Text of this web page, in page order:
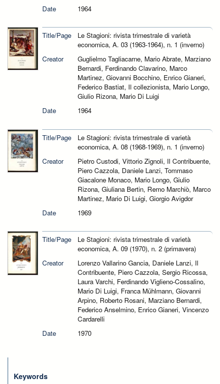
Date
1964
Title/Page
Le Stagioni: rivista trimestrale di varietà
economica, A. 03 (1963-1964), n. 1 (inverno)
Creator
Guglielmo Tagliacarne, Mario Abrate, Marziano
Bernardi, Ferdinando Clavarino, Marco
Martinez, Giovanni Bocchino, Enrico Gianeri,
Federico Bastiat, Il collezionista, Mario Longo,
Giulio Rizona, Mario Di Luigi
Date
1964
Title/Page
Le Stagioni: rivista trimestrale di varietà
economica, A. 08 (1968-1969), n. 1 (inverno)
Creator
Pietro Custodi, Vittorio Zignoli, Il Contribuente,
Piero Cazzola, Daniele Lanzi, Tommaso
Giacalone Monaco, Mario Longo, Giulio
Rizona, Giuliana Bertin, Remo Marchiò, Marco
Martinez, Mario Di Luigi, Giorgio Avigdor
Date
1969
Title/Page
Le Stagioni: rivista trimestrale di varietà
economica, A. 09 (1970), n. 2 (primavera)
Creator
Lorenzo Vallarino Gancia, Daniele Lanzi, Il
Contribuente, Piero Cazzola, Sergio Ricossa,
Laura Varchi, Ferdinando Viglieno-Cossalino,
Mario Di Luigi, Franca Mühlmann, Giovanni
Arpino, Roberto Rosani, Marziano Bernardi,
Federico Anselmino, Enrico Gianeri, Vincenzo
Cardarelli
Date
1970
Keywords